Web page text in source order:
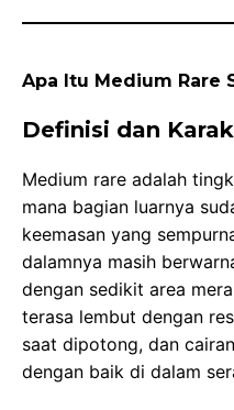
Apa Itu Medium Rare
Definisi dan
Medium rare adalah
mana bagian luarnya
keemasan yang
dalamnya masih
dengan sedikit area
terasa lembut dengan
saat dipotong, dan
dengan baik di dalam